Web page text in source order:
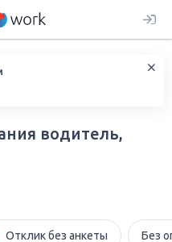
водитель,
Отклик без анкеты Без